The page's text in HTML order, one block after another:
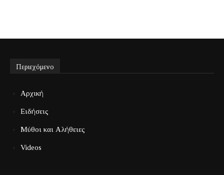
Περιεχόμενο
Αρχική
Ειδήσεις
Μύθοι και Αλήθειες
Videos